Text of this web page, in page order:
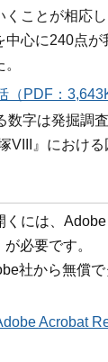
くことが相応
中心に240点が
（PDF：
数字は発掘調
VIII』における
くには、
必要です。
社から無償
Acrobat